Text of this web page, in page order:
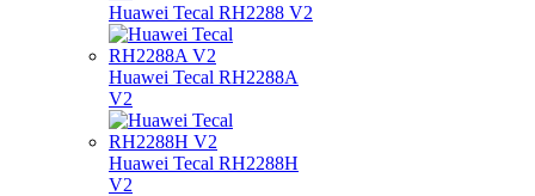
Huawei Tecal RH2288 V2
Huawei Tecal RH2288A
V2
Huawei Tecal RH2288H
V2